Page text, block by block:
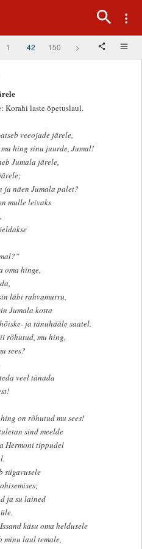
1 42 150 >
Korahi laste õpetuslaul.
veeojade järele,
hing sinu juurde, Jumal!
Jumala järele,
ja näen Jumala palet?
mulle leivaks
oma hinge,
läbi rahvamurru,
Jumala kotta
ja tänuhääle saatel.
rõhutud, mu hing,
sees?
veel tänada
on rõhutud mu sees!
sind meelde
Hermoni tippudel
sügavusele
ja su lained
käsu oma heldusele
minu laul temale,